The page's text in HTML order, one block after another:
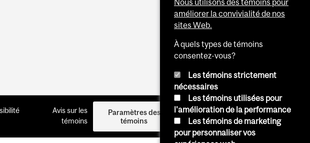
Avis sur les
témoins
Paramètres des
témoins
Log in
Nous utilisons des témoins pour
améliorer la convivialité de nos
sites Web.
À quels types de témoins
consentez-vous?
Les témoins strictement
nécessaires
Les témoins utilisées pour
l'amélioration de la performance
Les témoins de marketing
pour personnaliser vos